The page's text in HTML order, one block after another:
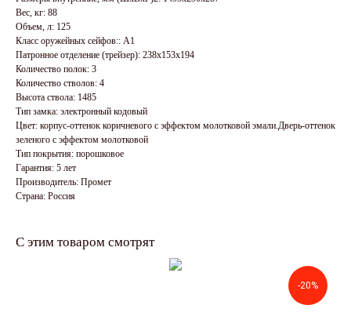
Вес, кг: 88
Объем, л: 125
Класс оружейных сейфов:: А1
Патронное отделение (трейзер): 238x153x194
Количество полок: 3
Количество стволов: 4
Высота ствола: 1485
Тип замка: электронный кодовый
Цвет: корпус-оттенок коричневого с эффектом молотковой эмали.Дверь-оттенок
зеленого с эффектом молотковой
Тип покрытия: порошковое
Гарантия: 5 лет
Производитель: Промет
Страна: Россия
С этим товаром смотрят
-20%